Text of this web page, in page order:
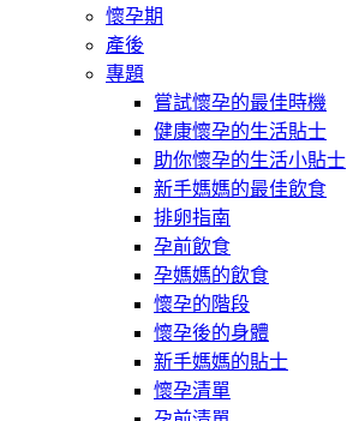
懷孕期
產後
專題
嘗試懷孕的最佳時機
健康懷孕的生活貼士
助你懷孕的生活小貼士
新手媽媽的最佳飲食
排卵指南
孕前飲食
孕媽媽的飲食
懷孕的階段
懷孕後的身體
新手媽媽的貼士
懷孕清單